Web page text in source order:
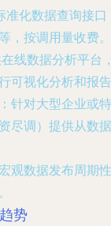
准化数据查询接
，按调用量收费。
在线数据分析平台
可视化分析和报告
：针对大型企业或
尽调）提供从数
宏观数据发布周期
势